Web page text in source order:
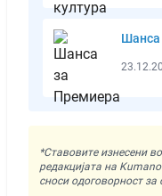
Шанса
*Ставовите изнесени
редакцијата на
сноси одоговорност